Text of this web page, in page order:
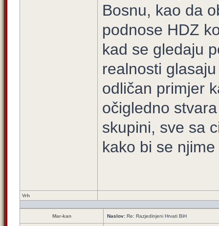
Bosnu, kao da
podnose HDZ
kad se gledaju
realnosti
odličan primjer
očigledno
skupini, sve sa
kako bi se
Vrh
Mar-kan Naslov: Re: Razjedinjeni Hrvati BiH